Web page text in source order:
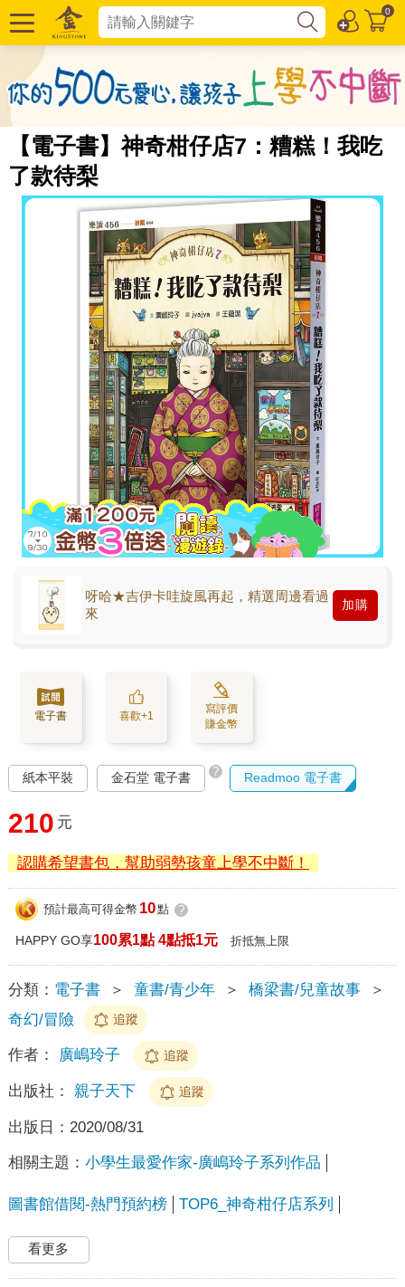
0
【電子書】神奇柑仔店7：糟糕！我吃
了款待梨
呀哈★吉伊卡哇旋風再起，精選周邊看過
來
加購
電子書 喜歡+1
寫評價
賺金幣
紙本平裝 金石堂 電子書 ? Readmoo 電子書
210 元
認購希望書包，幫助弱勢孩童上學不中斷！
預計最高可得金幣 10點 ?
HAPPY GO享100累1點 4點抵1元 折抵無上限
分類： 電子書 ＞ 童書/青少年 ＞ 橋梁書/兒童故事
＞
奇幻/冒險
追蹤
作者： 廣嶋玲子 追蹤
出版社： 親子天下 追蹤
出版日： 2020/08/31
相關主題： 小學生最愛作家-廣嶋玲子系列作品
圖書館借閱-熱門預約榜 TOP6_神奇柑仔店系列
看更多